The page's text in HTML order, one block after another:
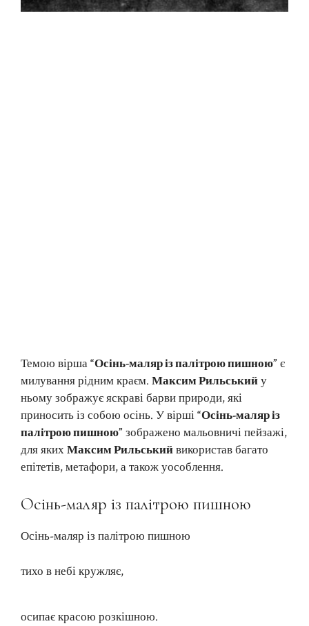
Темою вірша“Осінь-маляр із палітрою пишною” є
милування рідним краєм. Максим Рильськийу
ньому зображує яскраві барви природи, які
приносить із собою осінь. У вірші“Осінь-маляр із
палітрою пишною” зображено мальовничі пейзажі,
для якихМаксим Рильськийвикористав багато
епітетів, метафори, а також уособлення.
Осінь-маляр із палітрою пишною
Осінь-маляр із палітрою пишною
тихо в небі кружляє,
осипає красою розкішною.